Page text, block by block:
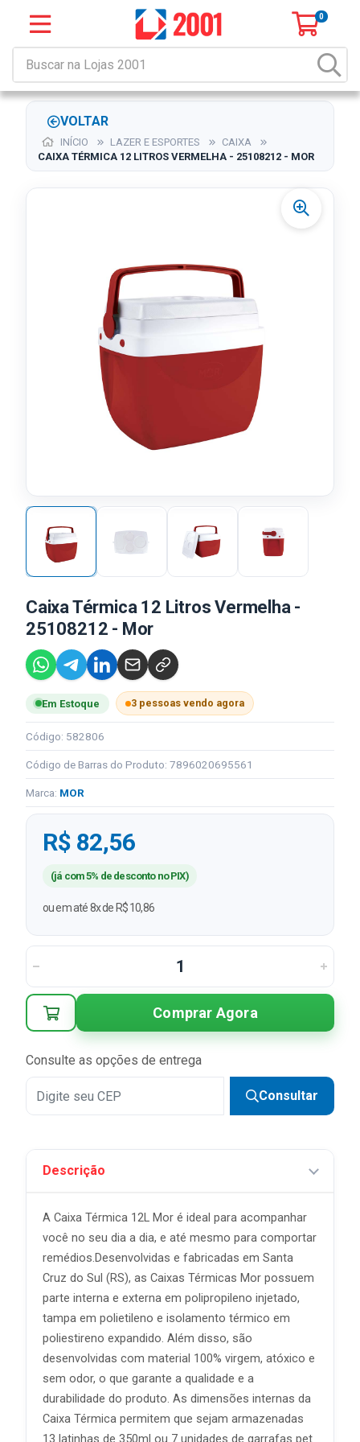
0
VOLTAR
INÍCIO LAZER E ESPORTES
CAIXA
CAIXA TÉRMICA 12 LITROS VERMELHA - 25108212 - MOR
Caixa Térmica 12 Litros Vermelha -
25108212 - Mor
Em Estoque 3 pessoas vendo agora
Código: 582806
Código de Barras do Produto: 7896020695561
Marca: MOR
R$ 82,56
(já com 5% de desconto no PIX)
ou em até 8x de R$ 10,86
Comprar Agora
Consulte as opções de entrega
Consultar
Descrição
A Caixa Térmica 12L Mor é ideal para acompanhar
você no seu dia a dia, e até mesmo para comportar
remédios.Desenvolvidas e fabricadas em Santa
Cruz do Sul (RS), as Caixas Térmicas Mor possuem
parte interna e externa em polipropileno injetado,
tampa em polietileno e isolamento térmico em
poliestireno expandido. Além disso, são
desenvolvidas com material 100% virgem, atóxico e
sem odor, o que garante a qualidade e a
durabilidade do produto. As dimensões internas da
Caixa Térmica permitem que sejam armazenadas
13 latinhas de 350ml ou 7 unidades de garrafas pet